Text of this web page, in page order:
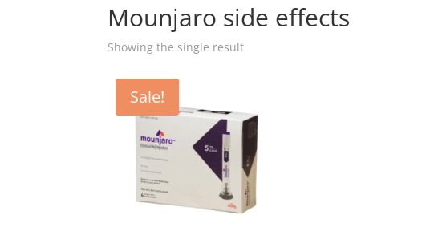
Mounjaro side effects
Showing the single result
Sale!